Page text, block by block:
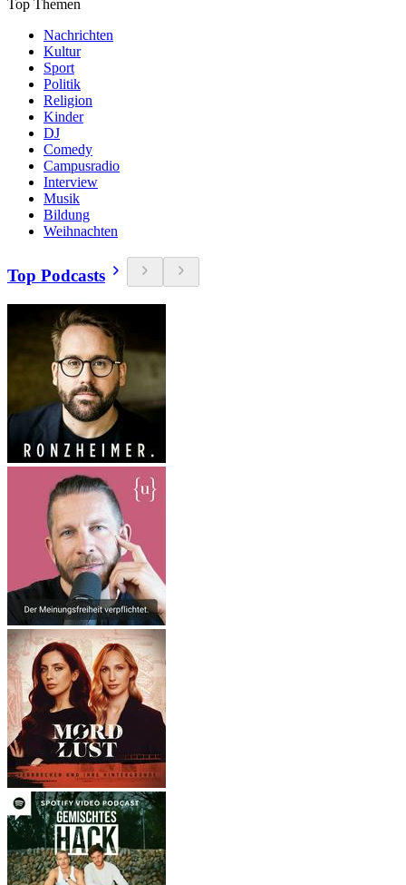
Top Themen
Nachrichten
Kultur
Sport
Politik
Religion
Kinder
DJ
Comedy
Campusradio
Interview
Musik
Bildung
Weihnachten
Top Podcasts